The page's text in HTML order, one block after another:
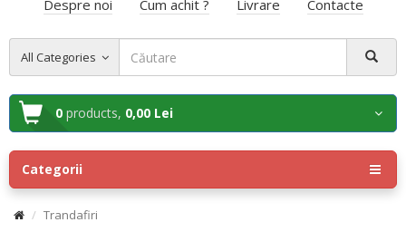
Despre noi Cum achit ? Livrare Contacte
All Categories
0 products, 0,00 Lei
Categorii
Trandafiri